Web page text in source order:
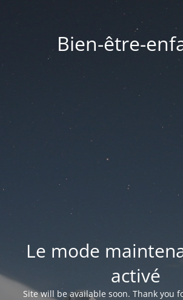
Bien-être-
Le mode
activé
Site will be available soon. Thank you